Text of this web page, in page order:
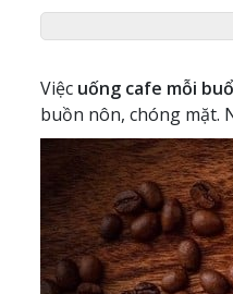
Việc uống cafe mỗi
buồn nôn, chóng mặt.